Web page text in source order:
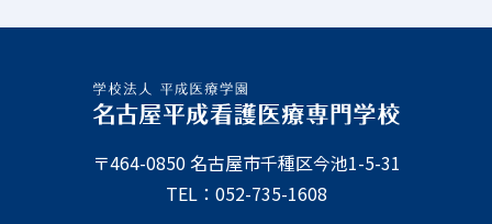
〒464-0850 名古屋市千種区今池1-5-31
TEL：052-735-1608